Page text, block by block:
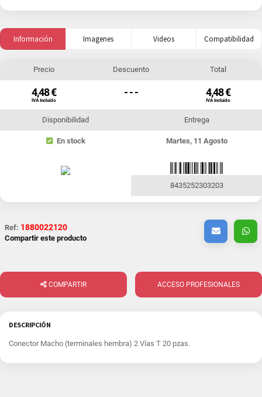
Información Imagenes Videos Compatibilidad
Precio
4,48 €
IVA Incluido
Descuento
- - -
Total
4,48 €
IVA Incluido
Disponibilidad
En stock
Entrega
Martes, 11 Agosto
8435252303203
Ref: 1880022120
Compartir este producto
COMPARTIR ACCESO PROFESIONALES
DESCRIPCIÓN
Conector Macho (terminales hembra) 2 Vías T 20 pzas.